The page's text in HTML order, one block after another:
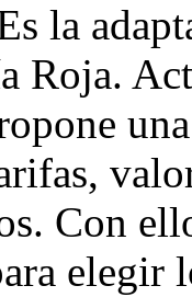
la
Roja.
Con
elegir